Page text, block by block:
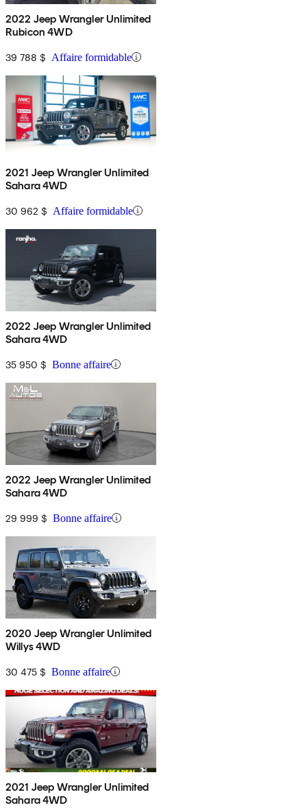
2022 Jeep Wrangler Unlimited
Rubicon 4WD
39 788 $ Affaire formidable
2021 Jeep Wrangler Unlimited
Sahara 4WD
30 962 $ Affaire formidable
2022 Jeep Wrangler Unlimited
Sahara 4WD
35 950 $ Bonne affaire
2022 Jeep Wrangler Unlimited
Sahara 4WD
29 999 $ Bonne affaire
2020 Jeep Wrangler Unlimited
Willys 4WD
30 475 $ Bonne affaire
2021 Jeep Wrangler Unlimited
Sahara 4WD